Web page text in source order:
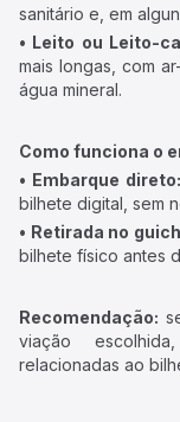
sanitário e, em
• Leito ou Leito-
mais longas, com
água mineral.
Como funciona o
• Embarque direto:
bilhete digital, sem
• Retirada no
bilhete físico antes
Recomendação:
viação
relacionadas ao